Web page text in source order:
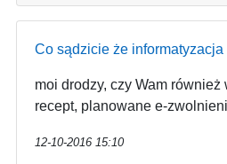
Co sądzicie że
moi drodzy, czy Wam
recept, planowane e-
12-10-2016 15:10